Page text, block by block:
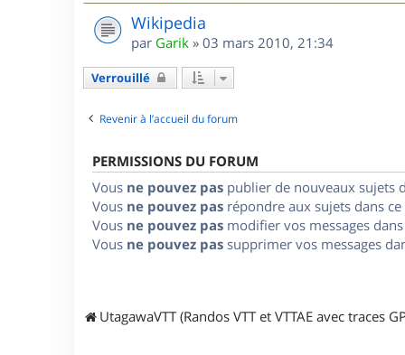
Wikipedia
par Garik » 03 mars 2010, 21:34
Verrouillé
Revenir à l’accueil du forum
PERMISSIONS DU FORUM
Vous ne pouvez pas publier de nouveaux sujets
Vous ne pouvez pas répondre aux sujets dans
Vous ne pouvez pas modifier vos messages
Vous ne pouvez pas supprimer vos messages
UtagawaVTT (Randos VTT et VTTAE avec traces